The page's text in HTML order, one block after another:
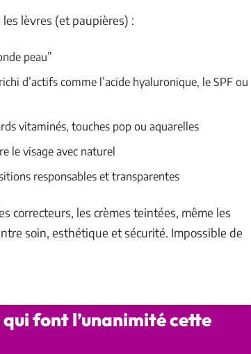
lèvres (et paupières) :
peau”
d’actifs comme l’acide hyaluronique, le SPF ou
vitaminés, touches pop ou aquarelles
le visage avec naturel
responsables et transparentes
correcteurs, les crèmes teintées, même les
soin, esthétique et sécurité. Impossible de
font l’unanimité cette